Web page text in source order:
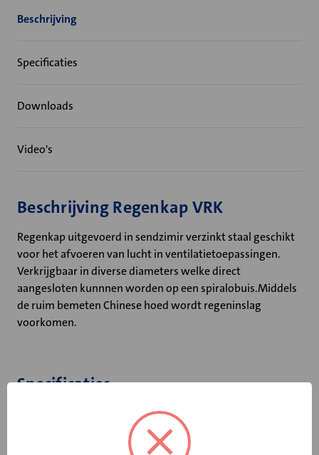
Beschrijving
Specificaties
Downloads
Video's
Beschrijving Regenkap VRK
Regenkap uitgevoerd in sendzimir verzinkt staal geschikt
voor het afvoeren van lucht in ventilatietoepassingen.
Verkrijgbaar in diverse diameters welke direct
aangesloten kunnnen worden op een spiralobuis.Middels
de ruim bemeten Chinese hoed wordt regeninslag
voorkomen.
Specificaties